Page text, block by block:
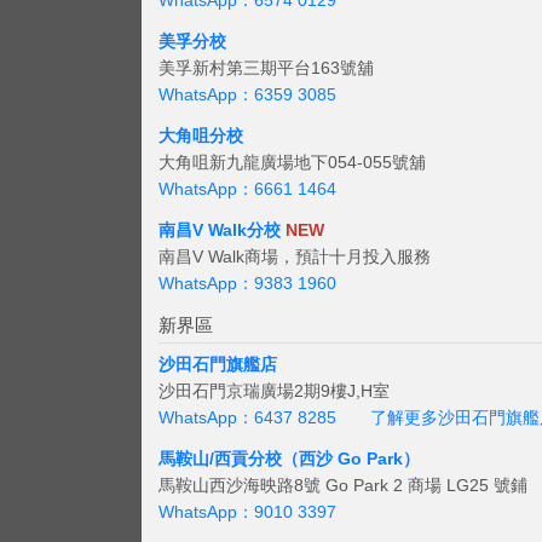
美孚分校
美孚新村第三期平台163號舖
WhatsApp：6359 3085
大角咀分校
大角咀新九龍廣場地下054-055號舖
WhatsApp：6661 1464
南昌V Walk分校 NEW
南昌V Walk商場，預計十月投入服務
WhatsApp：9383 1960
新界區
沙田石門旗艦店
沙田石門京瑞廣場2期9樓J,H室
WhatsApp：6437 8285
了解更多沙田石門旗
馬鞍山/西貢分校（西沙 Go Park）
馬鞍山西沙海映路8號 Go Park 2 商場 LG25 號鋪
WhatsApp：9010 3397